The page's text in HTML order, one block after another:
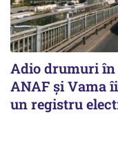
Adio drumuri în
ANAF și Vama
un registru